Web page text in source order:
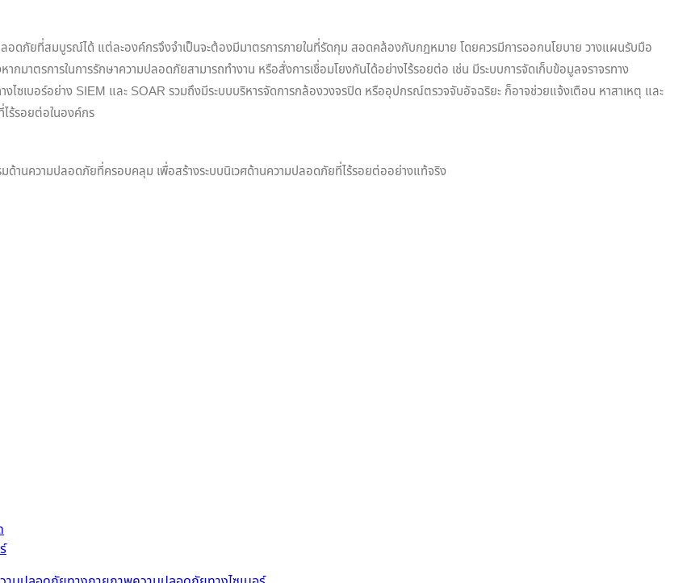
ลอดภัยที่สมบูรณ์ได้ แต่ละองค์กรจึงจำเป็นจะต้องมีมาตรการภายในที่รัดกุม สอดคล้องกับกฎหมาย โดยควรมีการออกนโยบาย วางแผนรับมือ
าตรการในการรักษาความปลอดภัยสามารถทำงาน หรือสั่งการเชื่อมโยงกันได้อย่างไร้รอยต่อ เช่น มีระบบการจัดเก็บข้อมูลจราจรทาง
ไซเบอร์อย่าง SIEM และ SOAR รวมถึงมีระบบบริหารจัดการกล้องวงจรปิด หรืออุปกรณ์ตรวจจับอัจฉริยะ ก็อาจช่วยแจ้งเตือน หาสาเหตุ และ
ร้รอยต่อในองค์กร
นความปลอดภัยที่ครอบคลุม เพื่อสร้างระบบนิเวศด้านความปลอดภัยที่ไร้รอยต่ออย่างแท้จริง